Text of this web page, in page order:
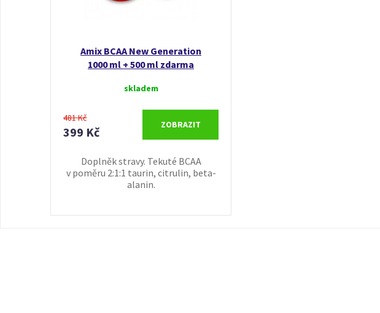
Amix BCAA New Generation
1000 ml + 500 ml zdarma
skladem
481 Kč
399 Kč
ZOBRAZIT
Doplněk stravy. Tekuté BCAA
v poměru 2:1:1 taurin, citrulin, beta-
alanin.